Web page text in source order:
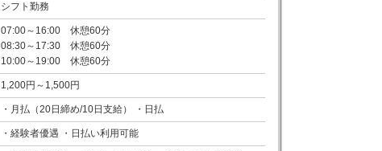
シフト勤務
07:00～16:00 休憩60分
08:30～17:30 休憩60分
10:00～19:00 休憩60分
1,200円～1,500円
・月払（20日締め/10日支給） ・日払
・経験者優遇 ・日払い利用可能